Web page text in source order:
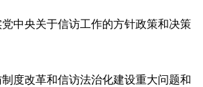
央关于信访工作的方针政策和决策
改革和信访法治化建设重大问题和